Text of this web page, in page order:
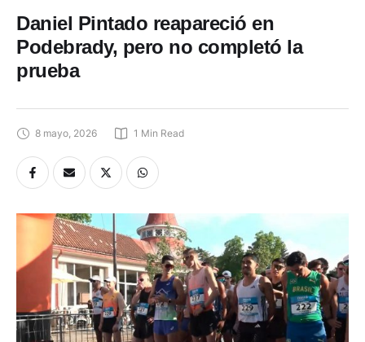
Daniel Pintado reapareció en
Podebrady, pero no completó la
prueba
8 mayo, 2026 1 Min Read